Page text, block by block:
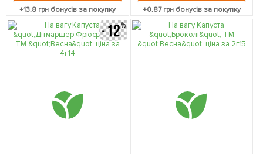
+13.8 грн бонусів за покупку +0.87грн бонусів за покупку